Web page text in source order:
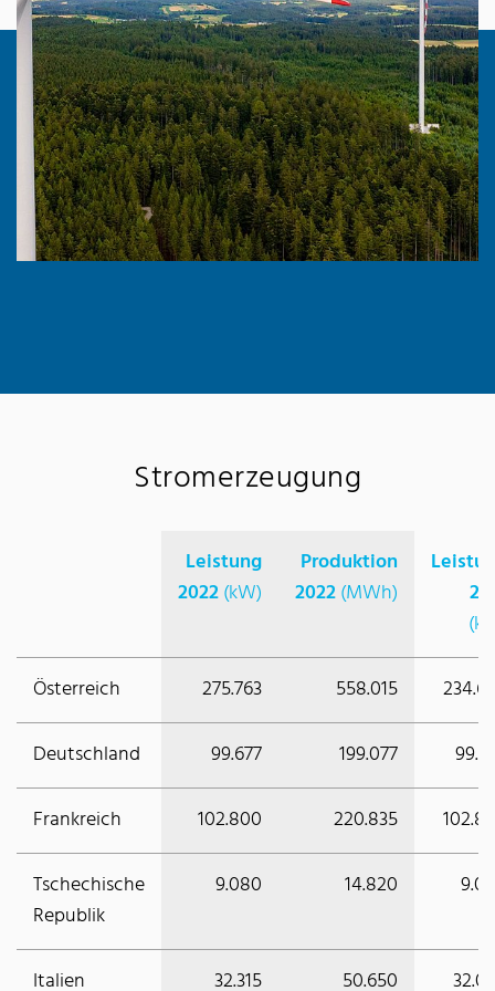
Stromerzeugung
Leistung
2022(kW)
Produktion
2022(MWh)
Österreich 275.763 558.015
Deutschland 99.677 199.077
Frankreich 102.800 220.835
Tschechische
Republik
9.080 14.820
Italien 32.315 50.650